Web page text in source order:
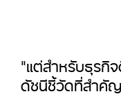
"แต่สำหรับธุรกิ
ดัชนีชี้วัดที่สำคั